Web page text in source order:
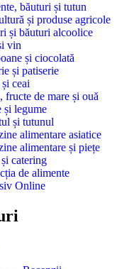
băuturi și tutun
și produse agricole
și băuturi alcoolice
vin
și ciocolată
și patiserie
ceai
fructe de mare și ouă
și legume
și tutunul
alimentare asiatice
alimentare și piețe
catering
de alimente
Online